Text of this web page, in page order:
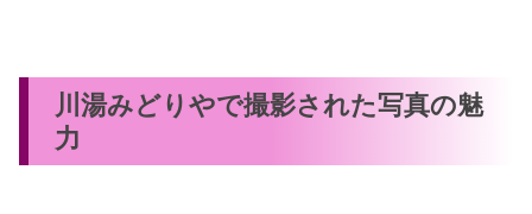
川湯みどりやで撮影された写真の魅
力